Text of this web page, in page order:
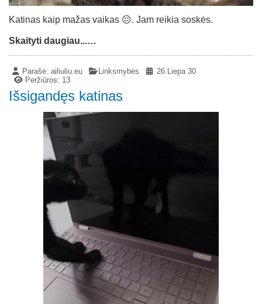
Katinas kaip mažas vaikas 😐. Jam reikia soskės.
Skaityti daugiau...…
Parašė:ailiuliu.eu Linksmybės
26 Liepa 30
Peržiūros: 13
Išsigandęs katinas